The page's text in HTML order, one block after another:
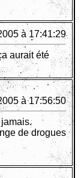
à 17:41:29
aurait été
à 17:56:50
de drogues